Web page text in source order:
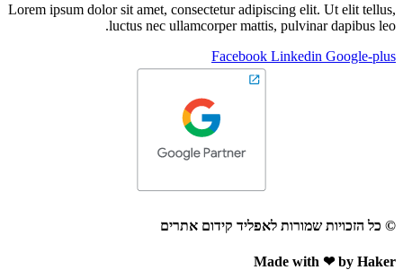
Lorem ipsum dolor sit amet, consectetur adipiscing elit. Ut elit tellus,
luctus nec ullamcorper mattis, pulvinar dapibus leo.
Facebook Linkedin Google-plus
© כל הזכויות שמורות לאפליד קידום אתרים
Made with ❤ by Haker